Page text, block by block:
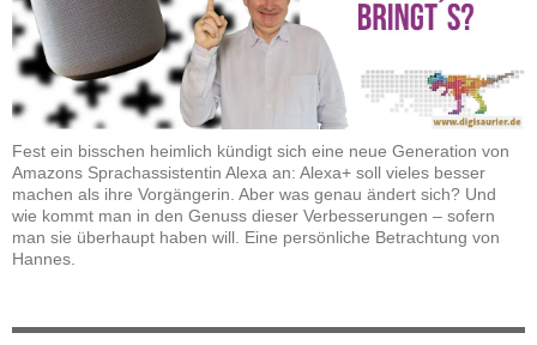
Fest ein bisschen heimlich kündigt sich eine neue Generation von
Amazons Sprachassistentin Alexa an: Alexa+ soll vieles besser
machen als ihre Vorgängerin. Aber was genau ändert sich? Und
wie kommt man in den Genuss dieser Verbesserungen – sofern
man sie überhaupt haben will. Eine persönliche Betrachtung von
Hannes.